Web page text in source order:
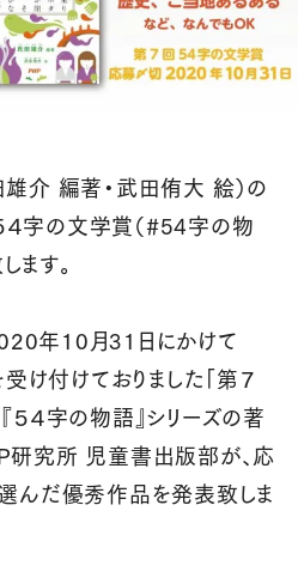
雄介 編著・武田侑大 絵）の
字の文学賞（#54字の物
ます。
年10月31日にかけて
付けておりました「第７
４字の物語』シリーズの著
究所 児童書出版部が、応
だ優秀作品を発表致しま